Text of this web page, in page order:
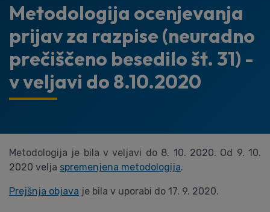
Metodologija ocenjevanja
prijav za razpise (neuradno
prečiščeno besedilo št. 31) -
v veljavi do 8.10.2020
Metodologija je bila v veljavi do 8. 10. 2020. Od 9. 10.
2020 velja spremenjena metodologija.
Prejšnja objava je bila v uporabi do 17. 9. 2020.